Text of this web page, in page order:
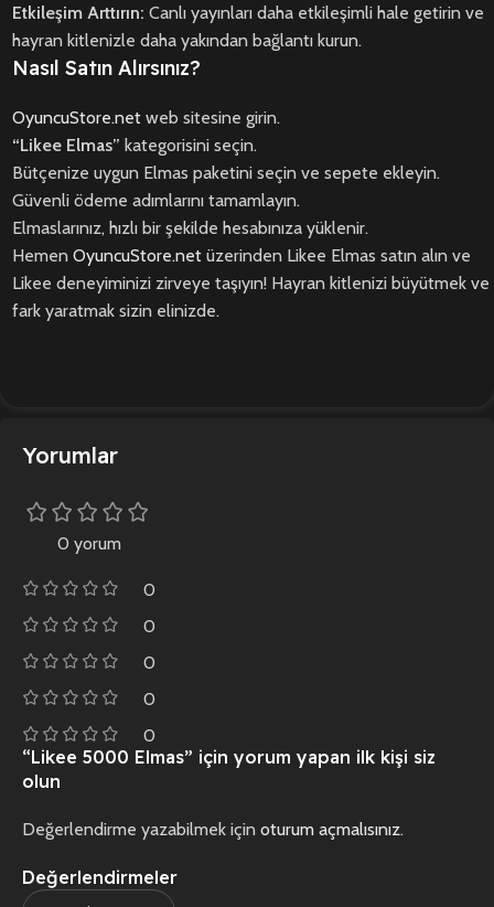
Etkileşim Arttırın: Canlı yayınları daha etkileşimli hale getirin ve
hayran kitlenizle daha yakından bağlantı kurun.
Nasıl Satın Alırsınız?
OyuncuStore.net web sitesine girin.
“Likee Elmas” kategorisini seçin.
Bütçenize uygun Elmas paketini seçin ve sepete ekleyin.
Güvenli ödeme adımlarını tamamlayın.
Elmaslarınız, hızlı bir şekilde hesabınıza yüklenir.
Hemen OyuncuStore.net üzerinden Likee Elmas satın alın ve
Likee deneyiminizi zirveye taşıyın! Hayran kitlenizi büyütmek ve
fark yaratmak sizin elinizde.
Yorumlar
0 yorum
0
0
0
0
0
Değerlendirmeler
“Likee 5000 Elmas” için yorum yapan ilk kişi siz
olun
Değerlendirme yazabilmek için oturum açmalısınız.